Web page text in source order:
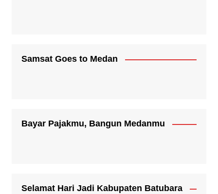
Samsat Goes to Medan
Bayar Pajakmu, Bangun Medanmu
Selamat Hari Jadi Kabupaten Batubara